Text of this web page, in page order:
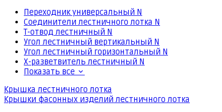
Переходник универсальный N
Соединители лестничного лотка N
Т-отвод лестничный N
Угол лестничный вертикальный N
Угол лестничный горизонтальный N
Х-разветвитель лестничный N
Показать все
Крышка лестничного лотка
Крышки фасонных изделий лестничного лотка